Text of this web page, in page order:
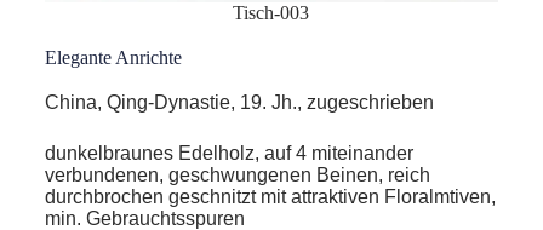
Tisch-003
Elegante Anrichte
China, Qing-Dynastie, 19. Jh., zugeschrieben
dunkelbraunes Edelholz, auf 4 miteinander
verbundenen, geschwungenen Beinen, reich
durchbrochen geschnitzt mit attraktiven Floralmtiven,
min. Gebrauchtsspuren